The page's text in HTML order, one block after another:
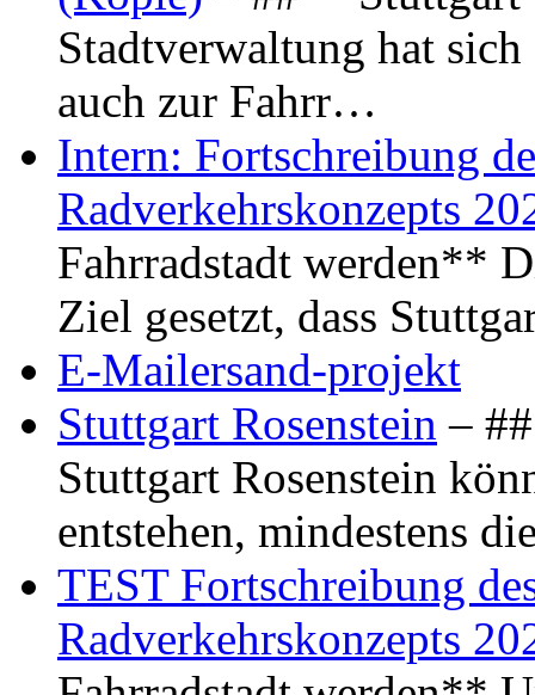
Stadtverwaltung hat
auch zur Fahrr…
Intern: Fortschreibung
Radverkehrskonzepts
Fahrradstadt werden**
Ziel gesetzt, dass
E-Mailersand-projekt
Stuttgart Rosenstein –
Stuttgart Rosenstein
entstehen, mindestens
TEST Fortschreibung
Radverkehrskonzepts